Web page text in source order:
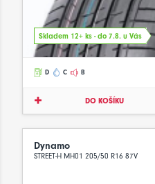
Skladem 12+ ks - do 7.8. u Vás
D C B
DO KOŠÍKU
Dynamo
STREET-H MH01 205/50 R16 87V